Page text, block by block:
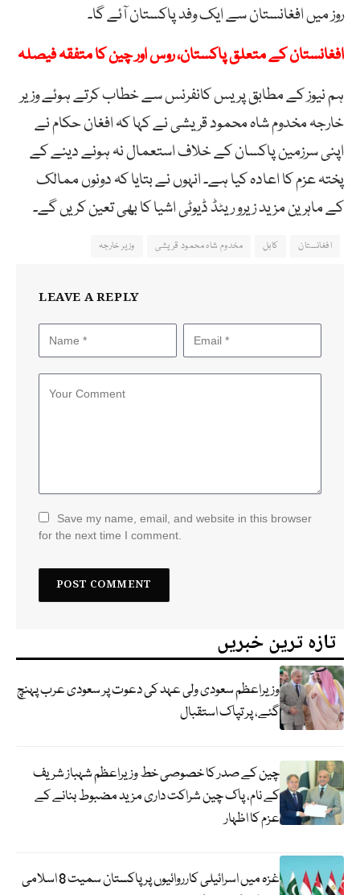
روز میں افغانستان سے ایک وفد پاکستان آئے گا۔
افغانستان کے متعلق پاکستان، روس اور چین کا متفقہ فیصلہ
ہم نیوز کے مطابق پریس کانفرنس سے خطاب کرتے ہوئے وزیر
خارجہ مخدوم شاہ محمود قریشی نے کہا کہ افغان حکام نے
اپنی سرزمین پاکسان کے خلاف استعمال نہ ہونے دینے کے
پختہ عزم کا اعادہ کیا ہے۔ انہوں نے بتایا کہ دونوں ممالک
کے ماہرین مزید زیرو ریٹڈ ڈیوٹی اشیا کا بھی تعین کریں گے۔
افغانستان کابل مخدوم شاہ محمود قریشی وزیر خارجہ
LEAVE A REPLY
Save my name, email, and website in this browser
for the next time I comment.
تازہ ترین خبریں
وزیراعظم سعودی ولی عہد کی دعوت پر سعودی عرب پہنچ
گئے، پر تپاک استقبال
چین کے صدر کا خصوصی خط وزیراعظم شہباز شریف
کے نام، پاک چین شراکت داری مزید مضبوط بنانے کے
عزم کا اظہار
غزہ میں اسرائیلی کارروائیوں پر پاکستان سمیت 8 اسلامی